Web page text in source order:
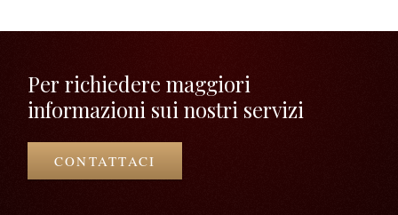
Per richiedere maggiori
informazioni sui nostri servizi
CONTATTACI